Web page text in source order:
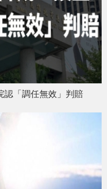
認「調任無效」判賠